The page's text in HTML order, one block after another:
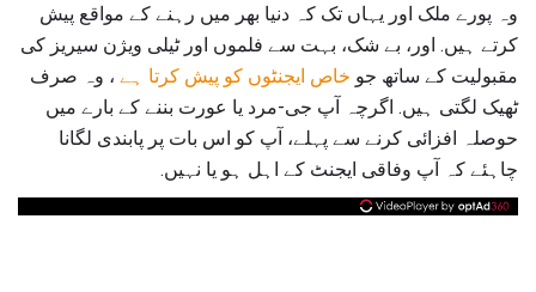
وہ پورے ملک اور یہاں تک کہ دنیا بھر میں رہنے کے مواقع پیش
کرتے ہیں. اور، بے شک، بہت سے فلموں اور ٹیلی ویژن سیریز کی
مقبولیت کے ساتھ جو خاص ایجنٹوں کو پیش کرتا ہے ، وہ صرف
ٹھیک لگتی ہیں. اگرچہ آپ جی-مرد یا عورت بننے کے بارے میں
حوصلہ افزائی کرنے سے پہلے، آپ کو اس بات پر پابندی لگانا
چاہئے کہ آپ وفاقی ایجنٹ کے اہل ہو یا نہیں.